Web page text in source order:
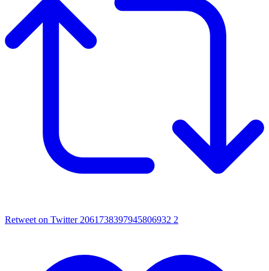
Retweet on Twitter 2061738397945806932 2